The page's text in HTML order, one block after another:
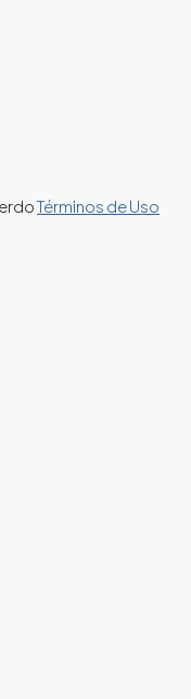
Términos de Uso